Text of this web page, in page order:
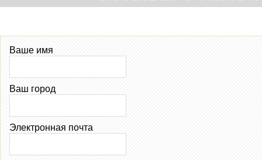
Ваше имя
Ваш город
Электронная почта